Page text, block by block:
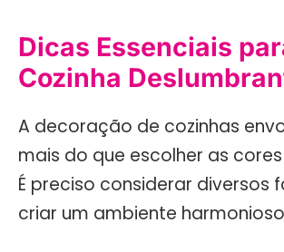
Dicas Essenciais
Cozinha
A decoração de cozinhas
mais do que escolher as
É preciso considerar diversos
criar um ambiente